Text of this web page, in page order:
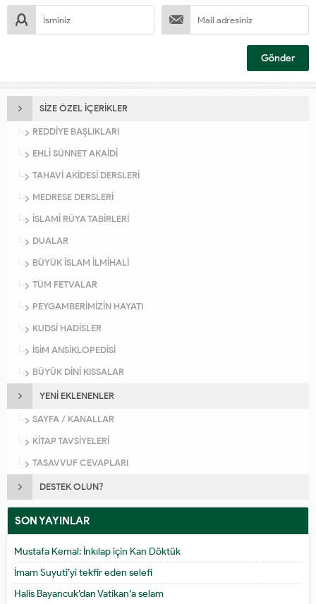
SİZE ÖZEL İÇERİKLER
REDDİYE BAŞLIKLARI
EHLİ SÜNNET AKAİDİ
TAHAVİ AKİDESİ DERSLERİ
MEDRESE DERSLERİ
İSLAMİ RÜYA TABİRLERİ
DUALAR
BÜYÜK İSLAM İLMİHALİ
TÜM FETVALAR
PEYGAMBERİMİZİN HAYATI
KUDSİ HADİSLER
İSİM ANSİKLOPEDİSİ
BÜYÜK DİNİ KISSALAR
YENİ EKLENENLER
SAYFA / KANALLAR
KİTAP TAVSİYELERİ
TASAVVUF CEVAPLARI
DESTEK OLUN?
SON YAYINLAR
Mustafa Kemal: İnkılap için Kan Döktük
İmam Suyuti’yi tekfir eden selefi
Halis Bayancuk’dan Vatikan’a selam